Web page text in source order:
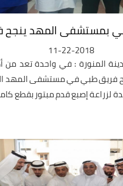
بمستشفى المهد ينجح
11-22-2018
المنورة : في واحدة تعد من
فريق طبي في مستشفى المهد
لزراعة إصبع قدم مبتور بقطع